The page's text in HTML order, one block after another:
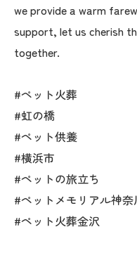
we provide a warm
support, let us cherish
together.
#ペット火葬
#虹の橋
#ペット供養
#横浜市
#ペットの旅立ち
#ペットメモリアル神奈
#ペット火葬金沢